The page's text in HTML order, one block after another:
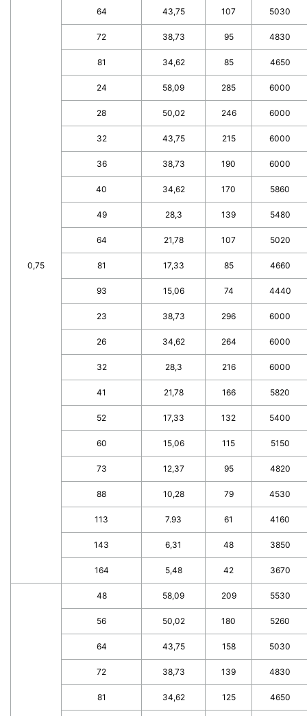
0,75
64 43,75 107 5030
72 38,73 95 4830
81 34,62 85 4650
24 58,09 285 6000
28 50,02 246 6000
32 43,75 215 6000
36 38,73 190 6000
40 34,62 170 5860
49 28,3 139 5480
64 21,78 107 5020
81 17,33 85 4660
93 15,06 74 4440
23 38,73 296 6000
26 34,62 264 6000
32 28,3 216 6000
41 21,78 166 5820
52 17,33 132 5400
60 15,06 115 5150
73 12,37 95 4820
88 10,28 79 4530
113 7.93 61 4160
143 6,31 48 3850
164 5,48 42 3670
48 58,09 209 5530
56 50,02 180 5260
64 43,75 158 5030
72 38,73 139 4830
81 34,62 125 4650